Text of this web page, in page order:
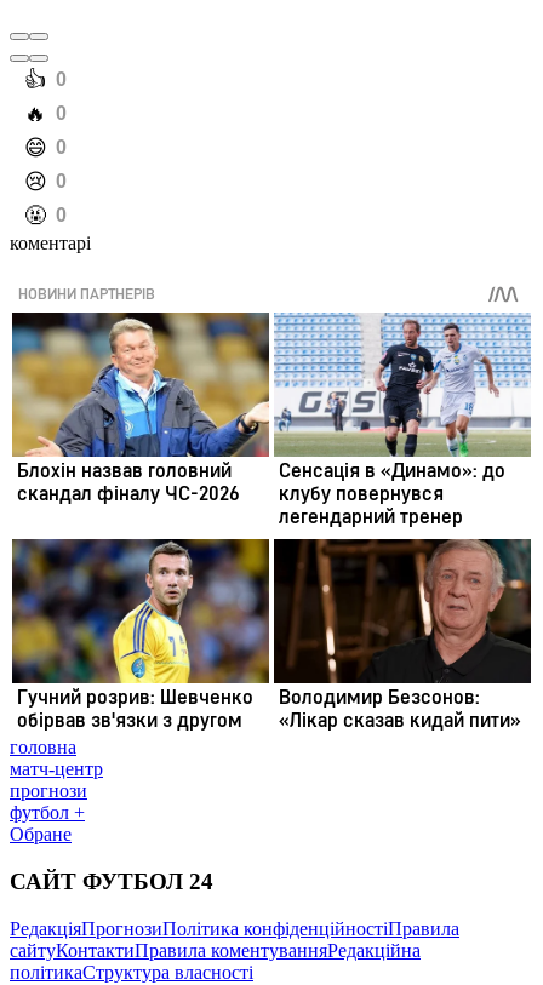
️👍 0
️🔥 0
️😄 0
️😢 0
️🤬 0
коментарі
головна
матч-центр
прогнози
футбол +
Обране
САЙТ ФУТБОЛ 24
РедакціяПрогнозиПолітика конфіденційностіПравила
сайтуКонтактиПравила коментуванняРедакційна
політикаСтруктура власності